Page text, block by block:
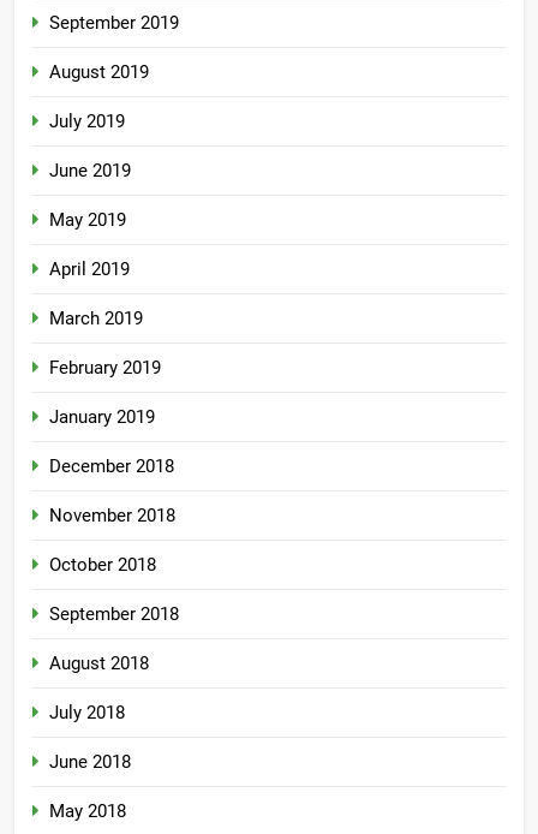
September 2019
August 2019
July 2019
June 2019
May 2019
April 2019
March 2019
February 2019
January 2019
December 2018
November 2018
October 2018
September 2018
August 2018
July 2018
June 2018
May 2018